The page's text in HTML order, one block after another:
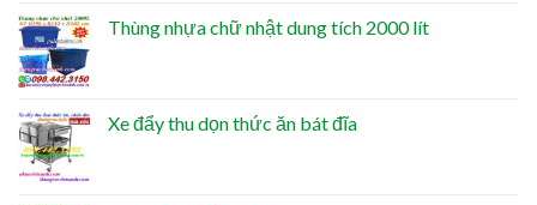
Thùng nhựa chữ nhật dung tích 2000 lít
Xe đẩy thu dọn thức ăn bát đĩa